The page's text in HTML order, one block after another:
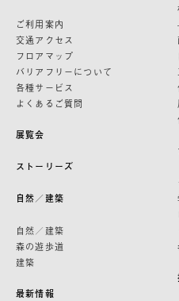
ご利用案内
交通アクセス
フロアマップ
バリアフリーについて
各種サービス
よくあるご質問
展覧会
ストーリーズ
自然／建築
自然／建築
森の遊歩道
建築
最新情報